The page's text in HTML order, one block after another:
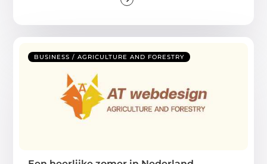
BUSINESS / AGRICULTURE AND FORESTRY